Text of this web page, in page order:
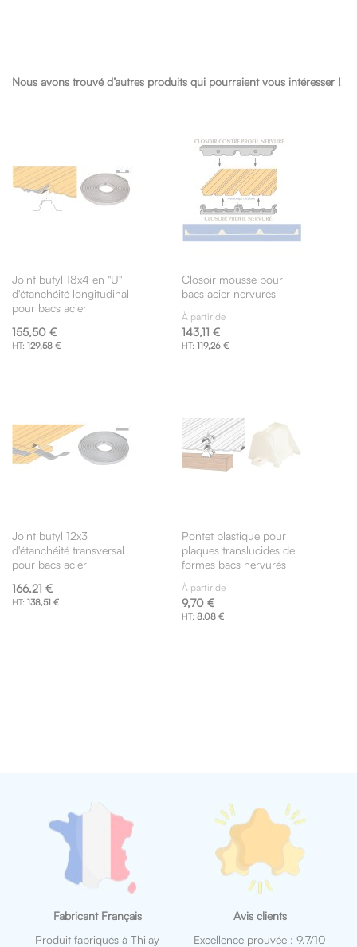
Nous avons trouvé d’autres produits qui pourraient vous intéresser !
Joint butyl 18x4 en "U"
d'étanchéité longitudinal
pour bacs acier
155,50 €
129,58 €
Closoir mousse pour
bacs acier nervurés
À partir de
143,11 €
119,26 €
Joint butyl 12x3
d'étanchéité transversal
pour bacs acier
166,21 €
138,51 €
Pontet plastique pour
plaques translucides de
formes bacs nervurés
À partir de
9,70 €
8,08 €
Fabricant Français
Produit fabriqués à Thilay
Avis clients
Excellence prouvée : 9.7/10